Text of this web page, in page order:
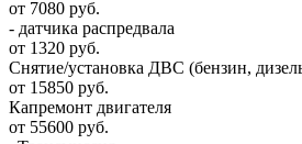
от 7080 руб.
- датчика распредвала
от 1320 руб.
Снятие/установка ДВС (бензин,
от 15850 руб.
Капремонт двигателя
от 55600 руб.